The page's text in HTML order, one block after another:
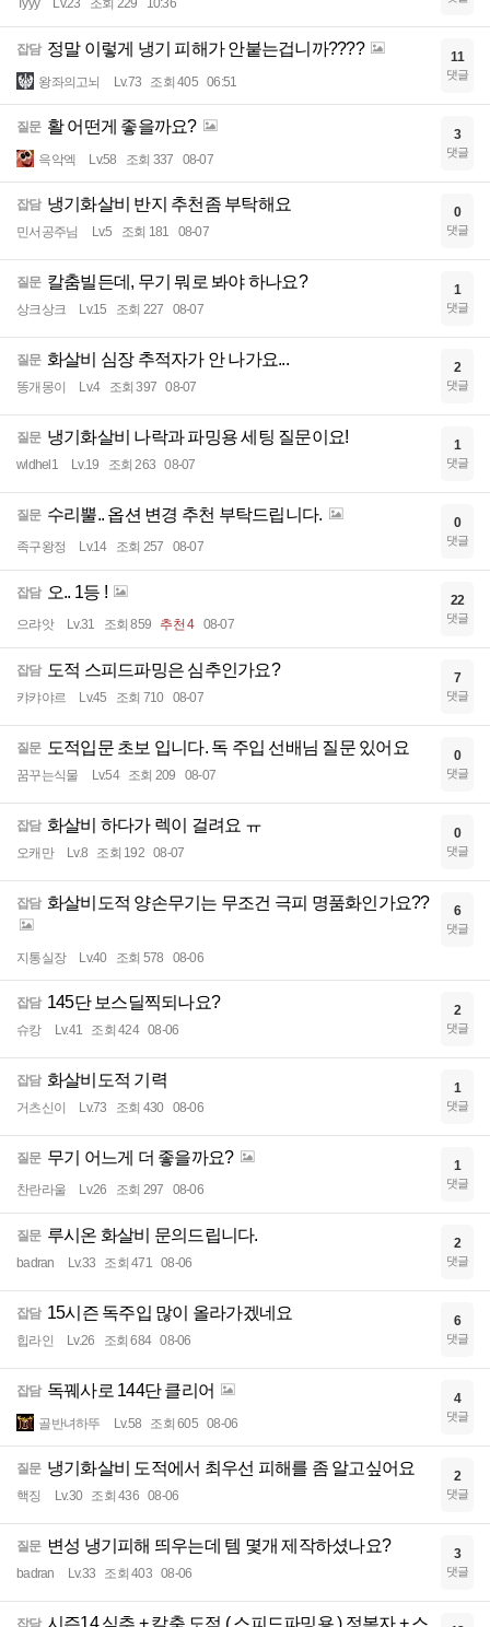
Tyyy Lv.23 조회 229 10:36
잡담 정말 이렇게 냉기 피해가 안붙는겁니까????
왕좌의고뇌 Lv.73 조회 405 06:51
11
댓글
질문 활 어떤게 좋을까요?
윽악엑 Lv.58 조회 337 08-07
3
댓글
잡담 냉기화살비 반지 추천좀 부탁해요
민서공주님 Lv.5 조회 181 08-07
0
댓글
질문 칼춤빌든데, 무기 뭐로 봐야 하나요?
상크상크 Lv.15 조회 227 08-07
1
댓글
질문 화살비 심장 추적자가 안 나가요...
똥개몽이 Lv.4 조회 397 08-07
2
댓글
질문 냉기화살비 나락과 파밍용 세팅 질문이요!
wldhel1 Lv.19 조회 263 08-07
1
댓글
질문 수리뿔.. 옵션 변경 추천 부탁드립니다.
족구왕정 Lv.14 조회 257 08-07
0
댓글
잡담 오.. 1등 !
으랴앗 Lv.31 조회 859 추천 4 08-07
22
댓글
잡담 도적 스피드파밍은 심추인가요?
캬캬야르 Lv.45 조회 710 08-07
7
댓글
질문 도적입문 초보 입니다. 독 주입 선배님 질문 있어요
꿈꾸는식물 Lv.54 조회 209 08-07
0
댓글
잡담 화살비 하다가 렉이 걸려요 ㅠ
오캐만 Lv.8 조회 192 08-07
0
댓글
잡담 화살비도적 양손무기는 무조건 극피 명품화인가요??
지통실장 Lv.40 조회 578 08-06
6
댓글
잡담 145단 보스딜찍되나요?
슈캉 Lv.41 조회 424 08-06
2
댓글
잡담 화살비도적 기력
거츠신이 Lv.73 조회 430 08-06
1
댓글
질문 무기 어느게 더 좋을까요?
찬란라울 Lv.26 조회 297 08-06
1
댓글
질문 루시온 화살비 문의드립니다.
badran Lv.33 조회 471 08-06
2
댓글
잡담 15시즌 독주입 많이 올라가겠네요
힙라인 Lv.26 조회 684 08-06
6
댓글
잡담 독꿰사로 144단 클리어
골반녀하뚜 Lv.58 조회 605 08-06
4
댓글
질문 냉기화살비 도적에서 최우선 피해를 좀 알고싶어요
핵징 Lv.30 조회 436 08-06
2
댓글
질문 변성 냉기피해 띄우는데 템 몇개 제작하셨나요?
badran Lv.33 조회 403 08-06
3
댓글
잡담 시즌14 심추 + 칼춤 도적 ( 스피드파밍용 ) 정복자 + 스